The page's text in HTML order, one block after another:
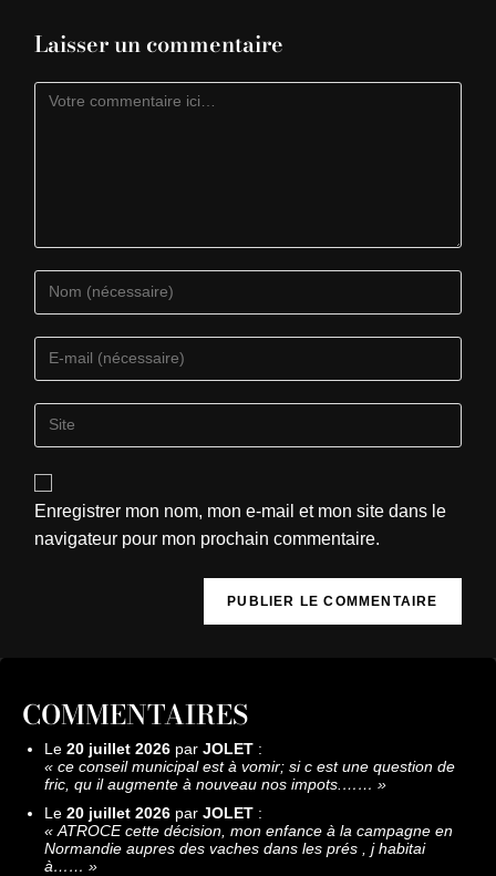
Laisser un commentaire
Enregistrer mon nom, mon e-mail et mon site dans le
navigateur pour mon prochain commentaire.
COMMENTAIRES
Le 20 juillet 2026 par JOLET :
« ce conseil municipal est à vomir; si c est une question de
fric, qu il augmente à nouveau nos impots.…… »
Le 20 juillet 2026 par JOLET :
« ATROCE cette décision, mon enfance à la campagne en
Normandie aupres des vaches dans les prés , j habitai
à…… »